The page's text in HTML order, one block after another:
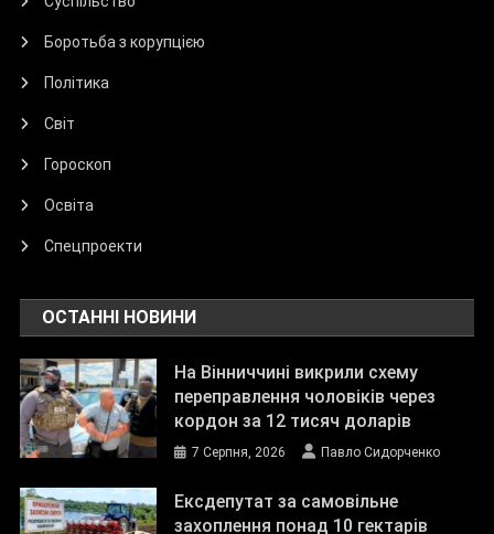
Боротьба з корупцією
Політика
Світ
Гороскоп
Освіта
Спецпроекти
ОСТАННІ НОВИНИ
На Вінниччині викрили схему
переправлення чоловіків через
кордон за 12 тисяч доларів
7 Серпня, 2026 Павло Сидорченко
Ексдепутат за самовільне
захоплення понад 10 гектарів